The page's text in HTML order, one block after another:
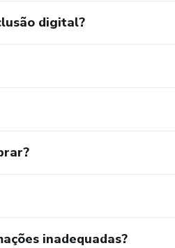
digital?
inadequadas?